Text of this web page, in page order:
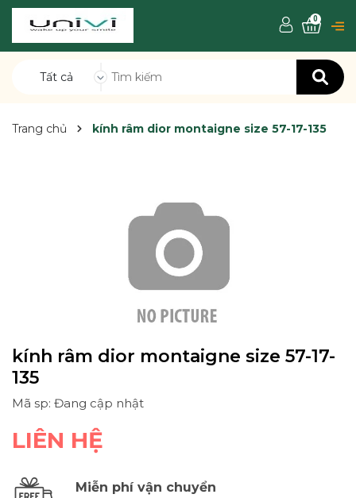
Tất cả
0
Trang chủ kính râm dior montaigne size 57-17-135
kính râm dior montaigne size 57-17-
135
Mã sp: Đang cập nhật
LIÊN HỆ
Miễn phí vận chuyển